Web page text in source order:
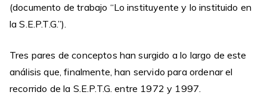
(documento de trabajo “Lo instituyente y lo instituido en
la S.E.P.T.G.”).
Tres pares de conceptos han surgido a lo largo de este
análisis que, finalmente, han servido para ordenar el
recorrido de la S.E.P.T.G. entre 1972 y 1997.